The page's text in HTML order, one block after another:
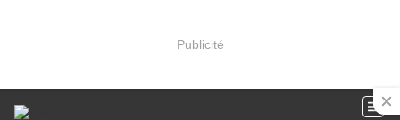
Publicité